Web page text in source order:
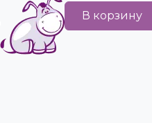
В корзину